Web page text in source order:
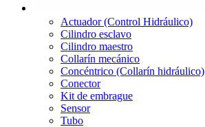
Actuador (Control Hidráulico)
Cilindro esclavo
Cilindro maestro
Collarín mecánico
Concéntrico (Collarín hidráulico)
Conector
Kit de embrague
Sensor
Tubo